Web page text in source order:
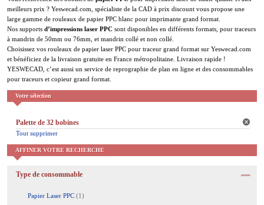
meilleurs prix ? Yeswecad.com, spécialiste de la CAD à prix discount vous propose une
large gamme de rouleaux de papier PPC blanc pour imprimante grand format.
Nos supports d’impressions laser PPC sont disponibles en différents formats, pour traceurs
à mandrin de 50mm ou 76mm, et mandrin collé et non collé.
Choisissez vos rouleaux de papier laser PPC pour traceur grand format sur Yeswecad.com
et bénéficiez de la livraison gratuite en France métropolitaine. Livraison rapide !
YESWECAD, c’est aussi un service de reprographie de plan en ligne et des consommables
pour traceurs et copieur grand format.
Votre sélection
Palette de 32 bobines
Tout supprimer
AFFINER VOTRE RECHERCHE
Type de consommable
Papier Laser PPC (1)